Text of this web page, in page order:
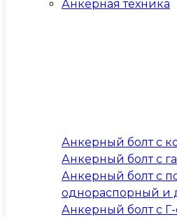
Анкерная техника
Анкерный болт с
Анкерный болт с
Анкерный болт с
однораспорный и
Анкерный болт с